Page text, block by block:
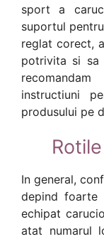
sport a
suportul
reglat corect,
potrivita si sa
instructiuni
produsului pe
In general,
depind
echipat
atat numarul